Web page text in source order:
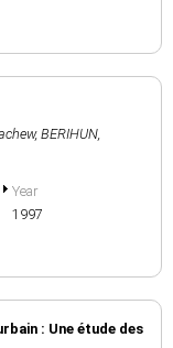
, BERIHUN,
Year
1997
: Une étude des